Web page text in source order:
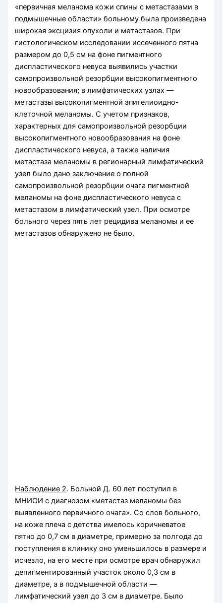
«первичная меланома кожи спины с метастазами в
подмышечные области» больному была произведена
широкая эксцизия опухоли и метастазов. При
гистологическом исследовании иссеченного пятна
размером до 0,5 см на фоне пигментного
диспластического невуса выявились участки
самопроизвольной резорбции высокопигментного
новообразования; в лимфатических узлах —
метастазы высокопигментной эпителиоидно-
клеточной меланомы. С учетом признаков,
характерных для самопроизвольной резорбции
высокопигментного новообразования на фоне
диспластического невуса, а также наличия
метастаза меланомы в регионарный лимфатический
узел было дано заключение о полной
самопроизвольной резорбции очага пигментной
меланомы на фоне диспластического невуса с
метастазом в лимфатический узел. При осмотре
больного через пять лет рецидива меланомы и ее
метастазов обнаружено не было.
Наблюдение 2. Больной Д. 60 лет поступил в
МНИОИ с диагнозом «метастаз меланомы без
выявленного первичного очага». Со слов больного,
на коже плеча с детства имелось коричневатое
пятно до 0,7 см в диаметре, примерно за полгода до
поступления в клинику оно уменьшилось в размере и
исчезло, на его месте при осмотре врач обнаружил
депигментированный участок около 0,3 см в
диаметре, а в подмышечной области —
лимфатический узел до 3 см в диаметре. Было